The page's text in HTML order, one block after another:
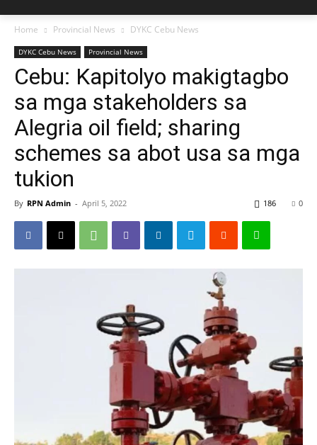
Home Provincial News DYKC Cebu News
DYKC Cebu News Provincial News
Cebu: Kapitolyo makigtagbo
sa mga stakeholders sa
Alegria oil field; sharing
schemes sa abot usa sa mga
tukion
By RPN Admin - April 5, 2022 0
186